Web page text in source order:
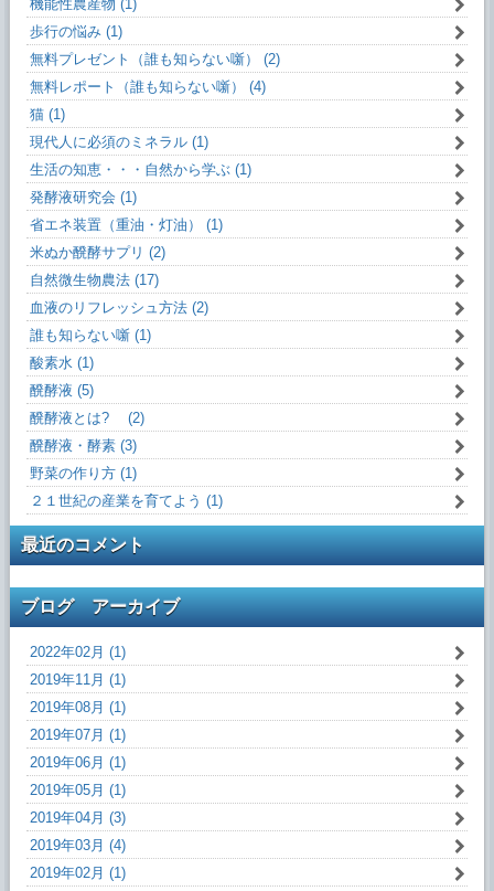
機能性農産物 (1)
歩行の悩み (1)
無料プレゼント（誰も知らない噺） (2)
無料レポート（誰も知らない噺） (4)
猫 (1)
現代人に必須のミネラル (1)
生活の知恵・・・自然から学ぶ (1)
発酵液研究会 (1)
省エネ装置（重油・灯油） (1)
米ぬか醗酵サプリ (2)
自然微生物農法 (17)
血液のリフレッシュ方法 (2)
誰も知らない噺 (1)
酸素水 (1)
醗酵液 (5)
醗酵液とは? (2)
醗酵液・酵素 (3)
野菜の作り方 (1)
２１世紀の産業を育てよう (1)
最近のコメント
ブログ アーカイブ
2022年02月 (1)
2019年11月 (1)
2019年08月 (1)
2019年07月 (1)
2019年06月 (1)
2019年05月 (1)
2019年04月 (3)
2019年03月 (4)
2019年02月 (1)